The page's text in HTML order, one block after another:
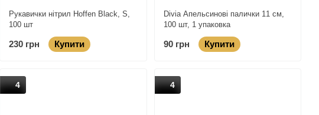
Рукавички нітрил Hoffen Black, S,
100 шт
230 грн Купити
Divia Апельсинові палички 11 см,
100 шт, 1 упаковка
90 грн Купити
4 4